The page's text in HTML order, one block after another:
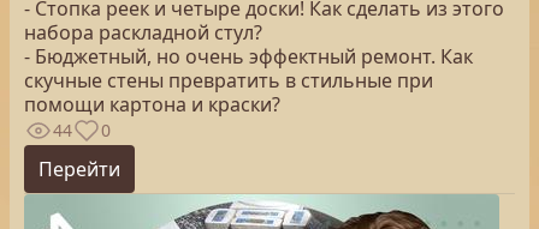
- Стопка реек и четыре доски! Как сделать из этого
набора раскладной стул?
- Бюджетный, но очень эффектный ремонт. Как
скучные стены превратить в стильные при
помощи картона и краски?
44 0
Перейти